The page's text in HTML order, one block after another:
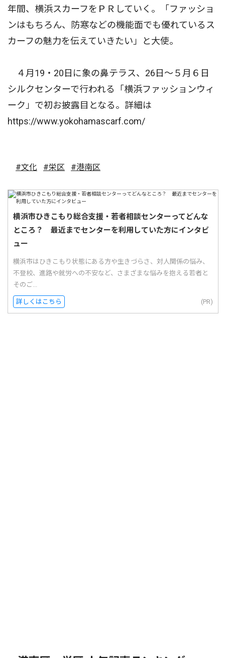
年間、横浜スカーフをＰＲしていく。「ファッショ
ンはもちろん、防寒などの機能面でも優れているス
カーフの魅力を伝えていきたい」と大使。
４月19・20日に象の鼻テラス、26日〜５月６日
シルクセンターで行われる「横浜ファッションウィ
ーク」で初お披露目となる。詳細は
https://www.yokohamascarf.com/
#文化 #栄区 #港南区
横浜市ひきこもり総合支援・若者相談センターってどんな
ところ？ 最近までセンターを利用していた方にインタビ
ュー
横浜市はひきこもり状態にある方や生きづらさ、対人関係の悩み、
不登校、進路や就労への不安など、さまざまな悩みを抱える若者と
そのご...
詳しくはこちら (PR)